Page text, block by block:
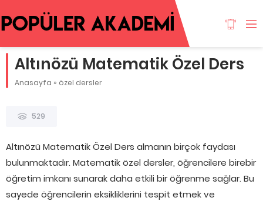
Altınözü Matematik Özel Ders
Anasayfa » özel dersler
529
Altınözü Matematik Özel Ders almanın birçok faydası
bulunmaktadır. Matematik özel dersler, öğrencilere birebir
öğretim imkanı sunarak daha etkili bir öğrenme sağlar. Bu
sayede öğrencilerin eksikliklerini tespit etmek ve